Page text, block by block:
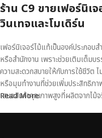
ร้าน C9 ขายเฟอร์นิเ
วินเทจและโมเดิร์น
เฟอร์นิเจอร์ไม้แท้เป็นองค์ประกอบ
หรือสำนักงาน เพราะช่วยเติมเต็ม
ความสะดวกสบายให้กับการใช้ชีวิ
หรือมุมทำงานที่ช่วยเพิ่มประสิทธิภา
เสนอสินค้าคุณภาพสูงที่ผลิตจากไม้
Read More